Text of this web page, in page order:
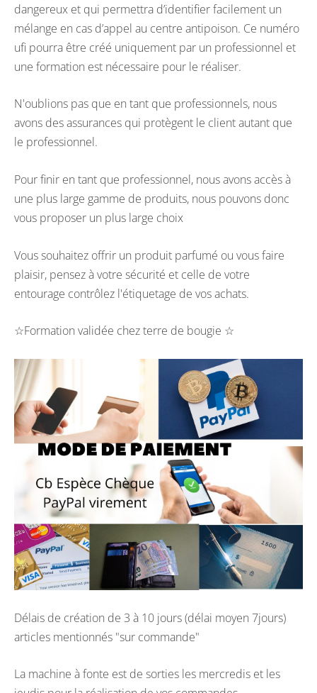
dangereux et qui permettra d’identifier facilement un
mélange en cas d’appel au centre antipoison. Ce numéro
ufi pourra être créé uniquement par un professionnel et
une formation est nécessaire pour le réaliser.
N'oublions pas que en tant que professionnels, nous
avons des assurances qui protègent le client autant que
le professionnel.
Pour finir en tant que professionnel, nous avons accès à
une plus large gamme de produits, nous pouvons donc
vous proposer un plus large choix
Vous souhaitez offrir un produit parfumé ou vous faire
plaisir, pensez à votre sécurité et celle de votre
entourage contrôlez l'étiquetage de vos achats.
☆Formation validée chez terre de bougie ☆
Délais de création de 3 à 10 jours (délai moyen 7jours)
articles mentionnés "sur commande"
La machine à fonte est de sorties les mercredis et les